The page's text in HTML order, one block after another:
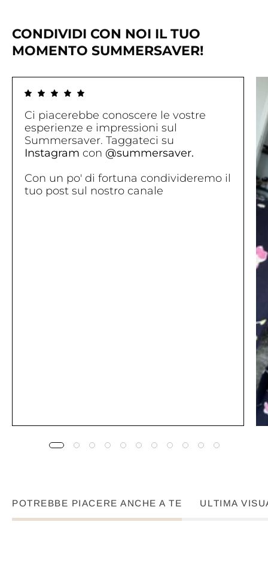
CONDIVIDI CON NOI IL TUO
MOMENTO SUMMERSAVER!
Ci piacerebbe conoscere le vostre
esperienze e impressioni sul
Summersaver. Taggateci su
Instagram con @summersaver.
Con un po' di fortuna condivideremo il
tuo post sul nostro canale
POTREBBE PIACERE ANCHE A TE ULTIMA